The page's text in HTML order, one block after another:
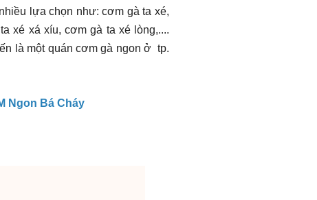
lựa chọn như: cơm gà ta xé,
xé xá xíu, cơm gà ta xé lòng,....
là một quán cơm gà ngon ở tp.
Ngon Bá Cháy